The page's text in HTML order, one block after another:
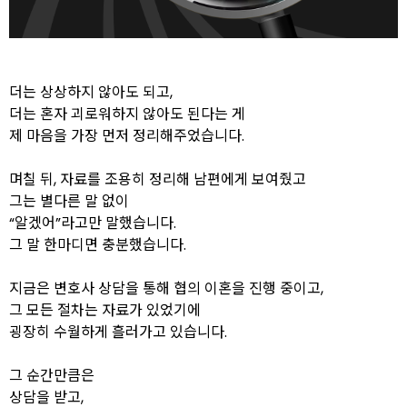
더는 상상하지 않아도 되고,
더는 혼자 괴로워하지 않아도 된다는 게
제 마음을 가장 먼저 정리해주었습니다.
며칠 뒤, 자료를 조용히 정리해 남편에게 보여줬고
그는 별다른 말 없이
“알겠어”라고만 말했습니다.
그 말 한마디면 충분했습니다.
지금은 변호사 상담을 통해 협의 이혼을 진행 중이고,
그 모든 절차는 자료가 있었기에
굉장히 수월하게 흘러가고 있습니다.
그 순간만큼은
상담을 받고,